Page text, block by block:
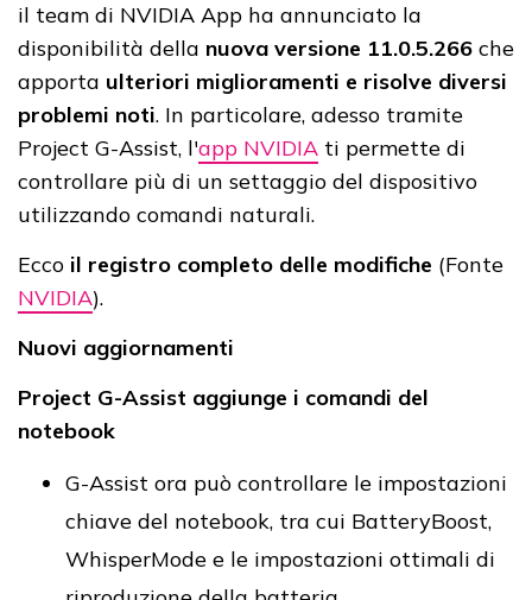
il team di NVIDIA App ha annunciato la
disponibilità della nuova versione 11.0.5.266 che
apporta ulteriori miglioramenti e risolve diversi
problemi noti. In particolare, adesso tramite
Project G-Assist, l'app NVIDIA ti permette di
controllare più di un settaggio del dispositivo
utilizzando comandi naturali.
Ecco il registro completo delle modifiche (Fonte
NVIDIA).
Nuovi aggiornamenti
Project G-Assist aggiunge i comandi del
notebook
G-Assist ora può controllare le impostazioni
chiave del notebook, tra cui BatteryBoost,
WhisperMode e le impostazioni ottimali di